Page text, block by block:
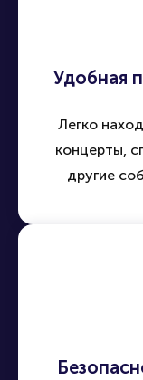
Удобная
Легко
концерты,
другие